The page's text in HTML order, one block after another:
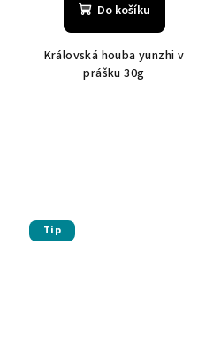
Do košíku
Královská houba yunzhi v
prášku 30g
Tip